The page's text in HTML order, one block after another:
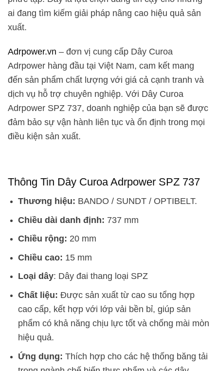
ai đang tìm kiếm giải pháp nâng cao hiệu quả sản
xuất.
Adrpower.vn – đơn vị cung cấp Dây Curoa
Adrpower hàng đầu tại Việt Nam, cam kết mang
đến sản phẩm chất lượng với giá cả cạnh tranh và
dịch vụ hỗ trợ chuyên nghiệp. Với Dây Curoa
Adrpower SPZ 737, doanh nghiệp của bạn sẽ được
đảm bảo sự vận hành liên tục và ổn định trong mọi
điều kiện sản xuất.
Thông Tin Dây Curoa Adrpower SPZ 737
Thương hiệu: BANDO / SUNDT / OPTIBELT.
Chiều dài danh định: 737 mm
Chiều rộng: 20 mm
Chiều cao: 15 mm
Loại dây: Dây đai thang loại SPZ
Chất liệu: Được sản xuất từ cao su tổng hợp
cao cấp, kết hợp với lớp vải bền bỉ, giúp sản
phẩm có khả năng chịu lực tốt và chống mài mòn
hiệu quả.
Ứng dụng: Thích hợp cho các hệ thống băng tải